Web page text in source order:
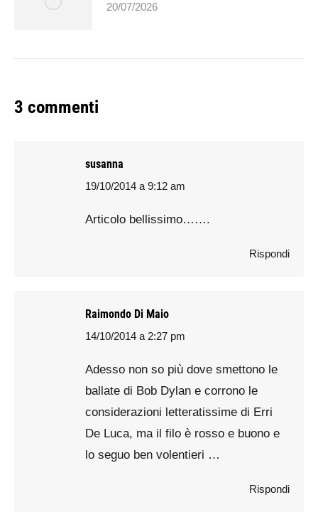
20/07/2026
3 commenti
susanna
says:
19/10/2014 a 9:12 am
Articolo bellissimo…….
Rispondi
Raimondo Di Maio
says:
14/10/2014 a 2:27 pm
Adesso non so più dove smettono le
ballate di Bob Dylan e corrono le
considerazioni letteratissime di Erri
De Luca, ma il filo è rosso e buono e
lo seguo ben volentieri …
Rispondi